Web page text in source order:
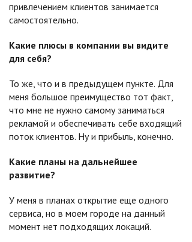
привлечением клиентов занимается
самостоятельно.
Какие плюсы в компании вы видите
для себя?
То же, что и в предыдущем пункте. Для
меня большое преимущество тот факт,
что мне не нужно самому заниматься
рекламой и обеспечивать себе входящий
поток клиентов. Ну и прибыль, конечно.
Какие планы на дальнейшее
развитие?
У меня в планах открытие еще одного
сервиса, но в моем городе на данный
момент нет подходящих локаций.